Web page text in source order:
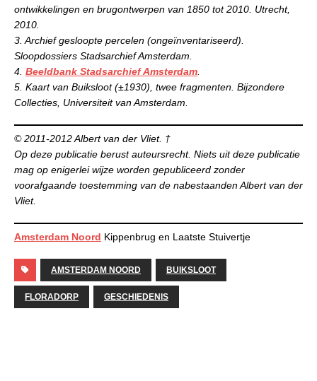
ontwikkelingen en brugontwerpen van 1850 tot 2010. Utrecht,
2010.
3. Archief gesloopte percelen (ongeïnventariseerd).
Sloopdossiers Stadsarchief Amsterdam.
4. Beeldbank Stadsarchief Amsterdam
5. Kaart van Buiksloot (±1930), twee fragmenten. Bijzondere
Collecties, Universiteit van Amsterdam.
© 2011-2012 Albert van der Vliet. †
Op deze publicatie berust auteursrecht. Niets uit deze publicatie
mag op enigerlei wijze worden gepubliceerd zonder
voorafgaande toestemming van de nabestaanden Albert van der
Vliet.
Amsterdam Noord Kippenbrug en Laatste Stuivertje
AMSTERDAM NOORD BUIKSLOOT
FLORADORP GESCHIEDENIS